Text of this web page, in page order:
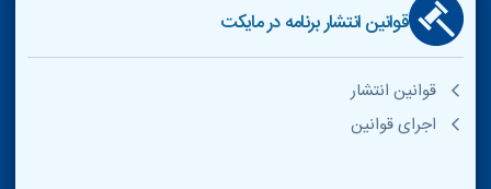
قوانین انتشار برنامه در مایکت
قوانین انتشار
اجرای قوانین